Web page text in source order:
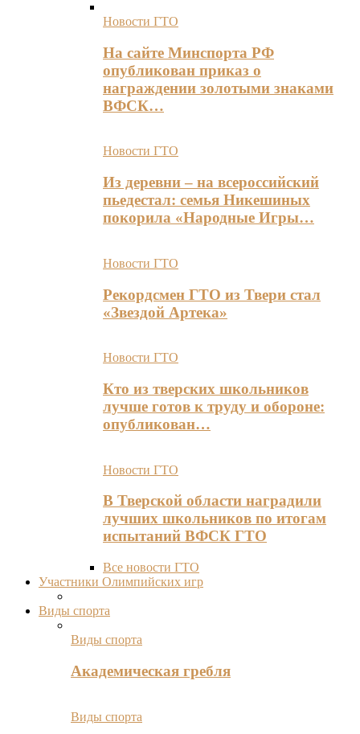
Новости ГТО
На сайте Минспорта РФ
опубликован приказ о
награждении золотыми знаками
ВФСК…
Новости ГТО
Из деревни – на всероссийский
пьедестал: семья Никешиных
покорила «Народные Игры…
Новости ГТО
Рекордсмен ГТО из Твери стал
«Звездой Артека»
Новости ГТО
Кто из тверских школьников
лучше готов к труду и обороне:
опубликован…
Новости ГТО
В Тверской области наградили
лучших школьников по итогам
испытаний ВФСК ГТО
Все новости ГТО
Участники Олимпийских игр
Виды спорта
Виды спорта
Академическая гребля
Виды спорта